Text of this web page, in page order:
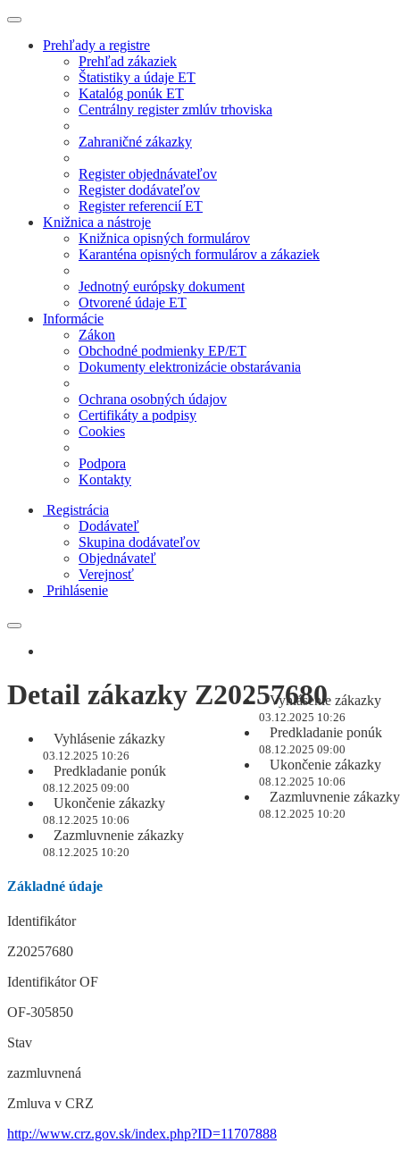
Prehľady a registre
Prehľad zákaziek
Štatistiky a údaje ET
Katalóg ponúk ET
Centrálny register zmlúv trhoviska
Zahraničné zákazky
Register objednávateľov
Register dodávateľov
Register referencií ET
Knižnica a nástroje
Knižnica opisných formulárov
Karanténa opisných formulárov a zákaziek
Jednotný európsky dokument
Otvorené údaje ET
Informácie
Zákon
Obchodné podmienky EP/ET
Dokumenty elektronizácie obstarávania
Ochrana osobných údajov
Certifikáty a podpisy
Cookies
Podpora
Kontakty
Registrácia
Dodávateľ
Skupina dodávateľov
Objednávateľ
Verejnosť
Prihlásenie
Vyhlásenie zákazky
03.12.2025 10:26
Predkladanie ponúk
08.12.2025 09:00
Ukončenie zákazky
08.12.2025 10:06
Zazmluvnenie zákazky
08.12.2025 10:20
Detail zákazky Z20257680
Vyhlásenie zákazky
03.12.2025 10:26
Predkladanie ponúk
08.12.2025 09:00
Ukončenie zákazky
08.12.2025 10:06
Zazmluvnenie zákazky
08.12.2025 10:20
Základné údaje
Identifikátor
Z20257680
Identifikátor OF
OF-305850
Stav
zazmluvnená
Zmluva v CRZ
http://www.crz.gov.sk/index.php?ID=11707888